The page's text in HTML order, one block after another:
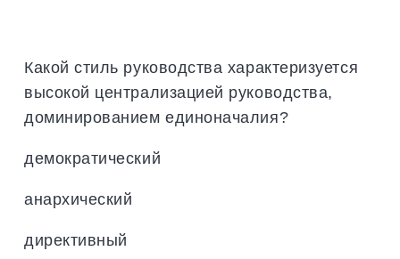
Какой стиль руководства характеризуется
высокой централизацией руководства,
доминированием единоначалия?
демократический
анархический
директивный